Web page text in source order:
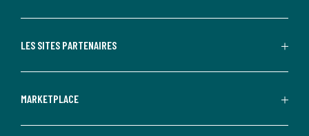
LES SITES PARTENAIRES
MARKETPLACE